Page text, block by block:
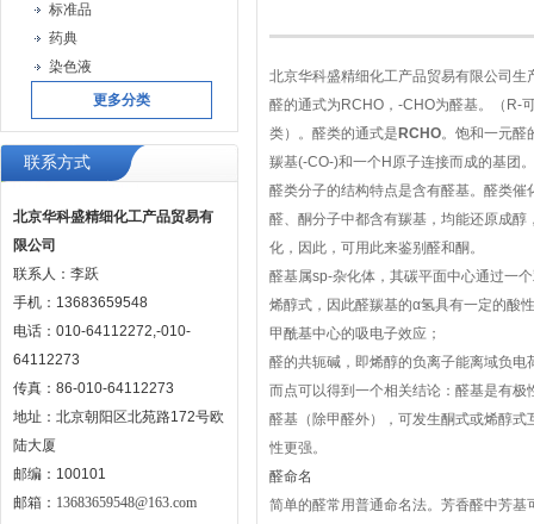
标准品
药典
染色液
更多分类
联系方式
北京华科盛精细化工产品贸易有
限公司
联系人：李跃
手机：13683659548
电话：010-64112272,-010-
64112273
传真：86-010-64112273
地址：北京朝阳区北苑路172号欧
陆大厦
邮编：100101
邮箱： 13683659548@163.com
北京华科盛精细化工产品贸易有限公司生
醛的通式为RCHO，-CHO为醛基。（R-
类）。醛类的通式是 RCHO。饱和一元醛
羰基(-CO-)和一个H原子连接而成的基团。
醛类分子的结构特点是含有醛基。醛类
醛、酮分子中都含有羰基，均能还原成
化，因此，可用此来鉴别醛和酮。
醛基属sp-杂化体，其碳平面中心通过一
烯醇式，因此醛羰基的α氢具有一定的酸
甲酰基中心的吸电子效应；
醛的共轭碱，即烯醇的负离子能离域负电
而点可以得到一个相关结论：醛基是有
醛基（除甲醛外），可发生酮式或烯醇
性更强。
醛命名
简单的醛常用普通命名法。芳香醛中芳基